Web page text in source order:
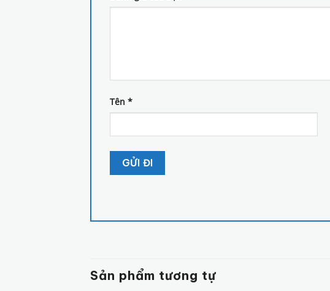
Tên *
Sản phẩm tương tự